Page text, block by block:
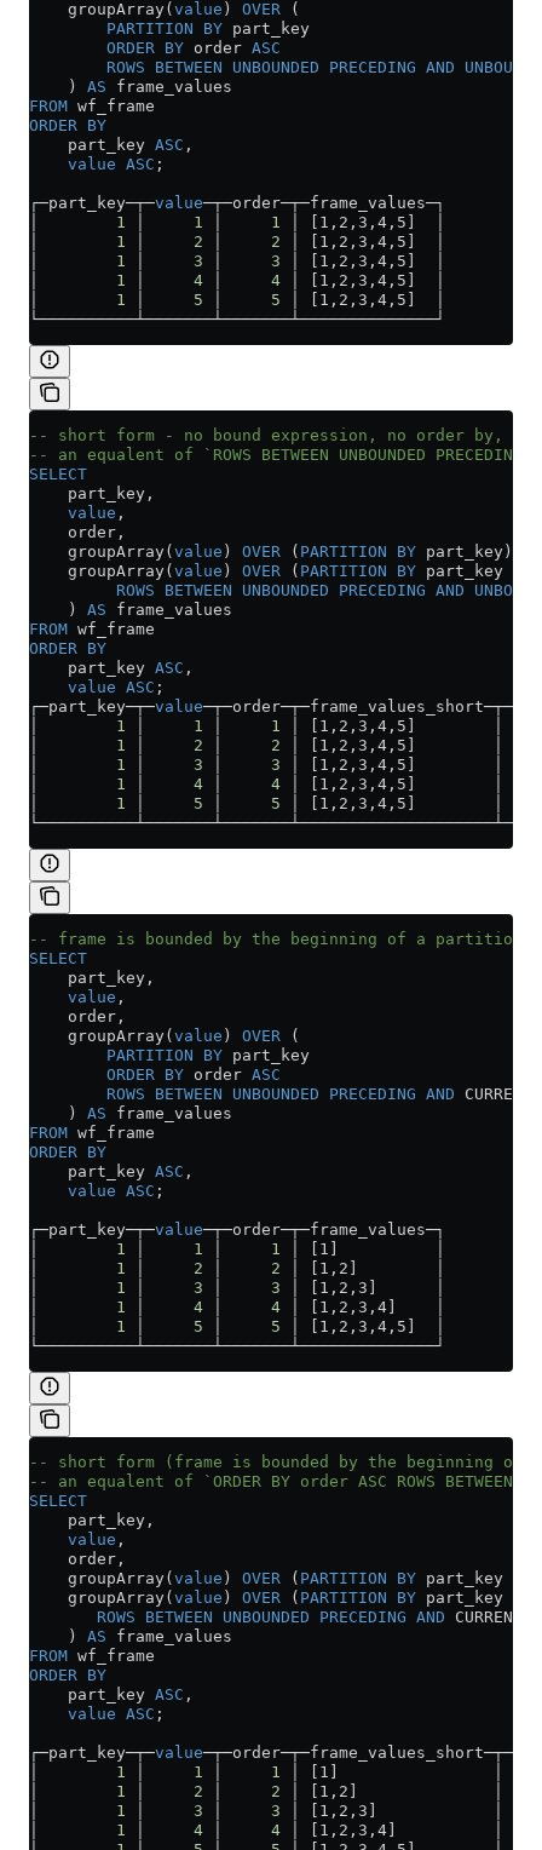
    groupArray(
value ) OVER (
        PARTITION
BY part_key
        ORDER BY
order ASC
        ROWS
BETWEEN UNBOUNDED PRECEDING AND
    )
AS frame_values
FROM wf_frame
ORDER BY
    part_key
ASC ,
    value
ASC ;
┌─part_key─┬─value─┬─order─┬─frame_values─┐
1 1 1 │ [1,2,3,4,5]  │
1 2 2 │ [1,2,3,4,5]  │
1 3 3 │ [1,2,3,4,5]  │
1 4 4 │ [1,2,3,4,5]  │
1 5 5 │ [1,2,3,4,5]  │
└──────────┴───────┴───────┴──────────────┘
-- short form - no bound expression, no order by,
-- an equalent of `ROWS BETWEEN UNBOUNDED PRECEDING
SELECT
    part_key,
    value
,
    order,
    groupArray(
value ) OVER ( PARTITION BY part_key)
    groupArray(
value ) OVER ( PARTITION BY part_key
         ROWS
BETWEEN UNBOUNDED PRECEDING AND
    )
AS frame_values
FROM wf_frame
ORDER BY
    part_key
ASC ,
    value
ASC ;
┌─part_key─┬─value
1 1 1 │ [1,2,3,4,5]        │
1 2 2 │ [1,2,3,4,5]        │
1 3 3 │ [1,2,3,4,5]        │
1 4 4 │ [1,2,3,4,5]        │
1 5 5 │ [1,2,3,4,5]        │
-- frame is bounded by the beginning of a partition
SELECT
    part_key,
    value
,
    order,
    groupArray(
value ) OVER (
        PARTITION
BY part_key
        ORDER BY
order ASC
        ROWS
BETWEEN UNBOUNDED PRECEDING AND CURRENT
    )
AS frame_values
FROM wf_frame
ORDER BY
    part_key
ASC ,
    value
ASC ;
┌─part_key─┬─value─┬─order─┬─frame_values─┐
1 1 1 │ [1]          │
1 2 2 │ [1,2]        │
1 3 3 │ [1,2,3]      │
1 4 4 │ [1,2,3,4]    │
1 5 5 │ [1,2,3,4,5]  │
└──────────┴───────┴───────┴──────────────┘
-- short form (frame is bounded by the beginning
-- an equalent of `ORDER BY order ASC ROWS BETWEEN
SELECT
    part_key,
    value
,
    order,
    groupArray(
value ) OVER ( PARTITION BY part_key
    groupArray(
value ) OVER ( PARTITION BY part_key
       ROWS
BETWEEN UNBOUNDED PRECEDING AND CURRENT
    )
AS frame_values
FROM wf_frame
ORDER BY
    part_key
ASC ,
    value
ASC ;
┌─part_key─┬─value
1 1 1 │ [1]                │
1 2 2 │ [1,2]              │
1 3 3 │ [1,2,3]            │
1 4 4 │ [1,2,3,4]          │